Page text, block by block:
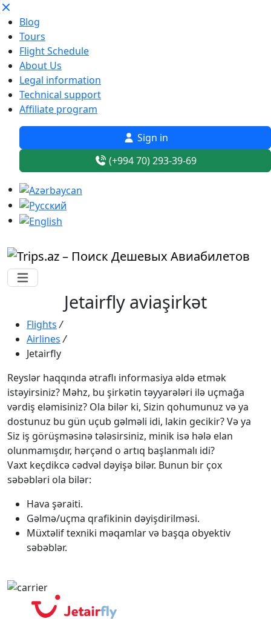
Blog
Tours
Flight Schedule
About Us
Legal information
Technical support
Affiliate program
Sign in
(+994 70) 293-39-69
Jetairfly aviaşirkət
Flights /
Airlines /
Jetairfly
Reyslər haqqında ətraflı informasiya əldə etmək
istəyirsiniz? Məhz, bu şirkətin təyyarələri ilə uçmağa
vərdiş eləmisiniz? Ola bilər ki, Sizin qohumunuz və ya
dostunuz bu gün uçub gəlməli idi, lakin gecikir? Və ya
Siz iş görüşməsinə tələsirsiniz, minik isə hələ elan
olunmamışdır, hərçənd o artıq başlanmalı idi?
Vaxt keçdikcə cədvəl dəyişə bilər. Bunun bir çox
səbəbləri ola bilər:
Hava şəraiti.
Gəlmə/uçma qrafikinin dəyişdirilməsi.
Müxtəlif texniki məqamlar və başqa obyektiv
səbəblər.